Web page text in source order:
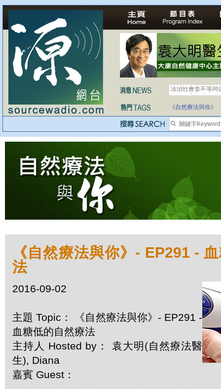
法治社會並不等同
自家教育合法化-
《自然療法與你》
《自然療法與你》- EP291 -
法
2016-09-02
主題 Topic： 《自然療法與你》- EP291 -
血糖低的自然療法
主持人 Hosted by： 袁大明(自然療法醫
生), Diana
嘉賓 Guest：